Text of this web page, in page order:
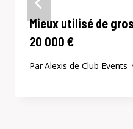
Mieux utilisé de
20 000 €
ParAlexis de Club Events